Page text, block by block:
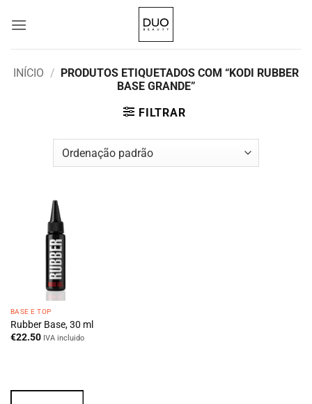
INÍCIO / PRODUTOS ETIQUETADOS COM “KODI RUBBER
BASE GRANDE”
FILTRAR
BASE E TOP
Rubber Base, 30 ml
€22.50 IVA incluido